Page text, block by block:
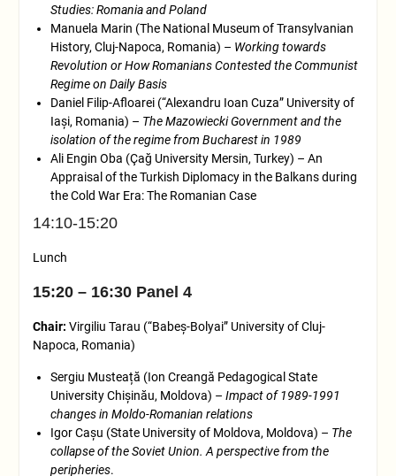
Studies: Romania and Poland
Manuela Marin (The National Museum of Transylvanian
History, Cluj-Napoca, Romania) – Working towards
Revolution or How Romanians Contested the Communist
Regime on Daily Basis
Daniel Filip-Afloarei (“Alexandru Ioan Cuza” University of
Iași, Romania) – The Mazowiecki Government and the
isolation of the regime from Bucharest in 1989
Ali Engin Oba (Çağ University Mersin, Turkey) – An
Appraisal of the Turkish Diplomacy in the Balkans during
the Cold War Era: The Romanian Case
14:10-15:20
Lunch
15:20 – 16:30 Panel 4
Chair: Virgiliu Tarau (“Babeș-Bolyai” University of Cluj-
Napoca, Romania)
Sergiu Musteață (Ion Creangă Pedagogical State
University Chișinău, Moldova) – Impact of 1989-1991
changes in Moldo-Romanian relations
Igor Cașu (State University of Moldova, Moldova) – The
collapse of the Soviet Union. A perspective from the
peripheries.